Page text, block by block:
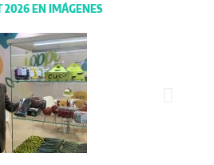
2026 EN IMÁGENES